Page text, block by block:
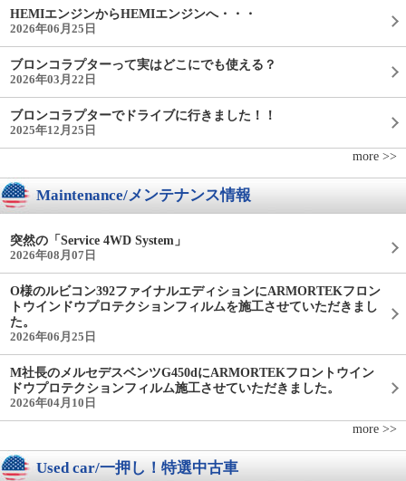
HEMIエンジンからHEMIエンジンへ・・・
2026年06月25日
ブロンコラプターって実はどこにでも使える？
2026年03月22日
ブロンコラプターでドライブに行きました！！
2025年12月25日
more >>
Maintenance/メンテナンス情報
突然の「Service 4WD System」
2026年08月07日
O様のルビコン392ファイナルエディションにARMORTEKフロン
トウインドウプロテクションフィルムを施工させていただきまし
た。
2026年06月25日
M社長のメルセデスベンツG450dにARMORTEKフロントウイン
ドウプロテクションフィルム施工させていただきました。
2026年04月10日
more >>
Used car/一押し！特選中古車